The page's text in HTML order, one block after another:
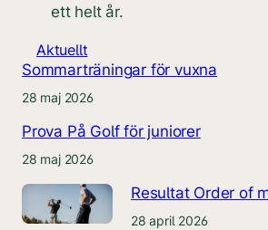
ett helt år.
Aktuellt
Sommarträningar för vuxna
28 maj 2026
Prova På Golf för juniorer
28 maj 2026
Resultat Order of
28 april 2026